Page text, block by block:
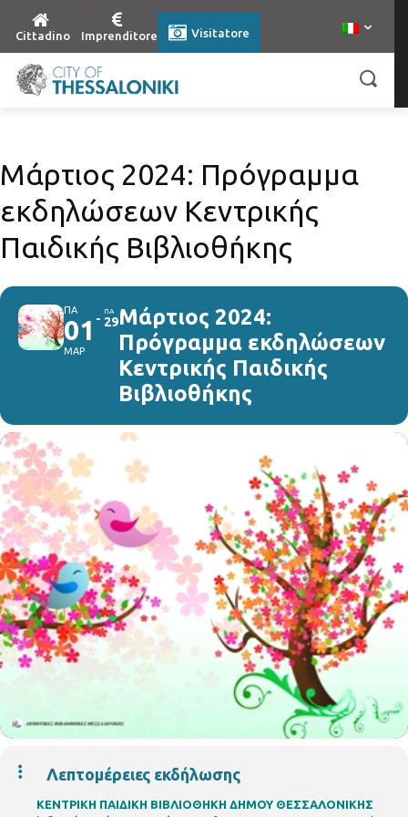
Cittadino Imprenditore Visitatore
Μάρτιος 2024: Πρόγραμμα
εκδηλώσεων Κεντρικής
Παιδικής Βιβλιοθήκης
ΠΑ
01
ΜΑΡ
ΠΑ
29Μάρτιος 2024:
Πρόγραμμα εκδηλώσεων
Κεντρικής Παιδικής
Βιβλιοθήκης
Λεπτομέρειες εκδήλωσης
ΚΕΝΤΡΙΚΗ ΠΑΙΔΙΚΗ ΒΙΒΛΙΟΘΗΚΗ ΔΗΜΟΥ ΘΕΣΣΑΛΟΝΙΚΗΣ